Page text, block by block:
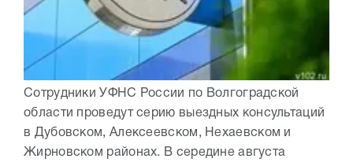
Сотрудники УФНС России по Волгоградской
области проведут серию выездных консультаций
в Дубовском, Алексеевском, Нехаевском и
Жирновском районах. В середине августа